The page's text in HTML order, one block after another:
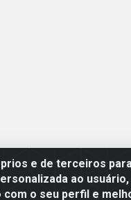
e de terceiros
ao
o seu perfil e
Mercante Distribuidora -